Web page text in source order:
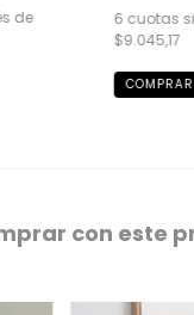
de
6 cuotas
$9.045,17
con este